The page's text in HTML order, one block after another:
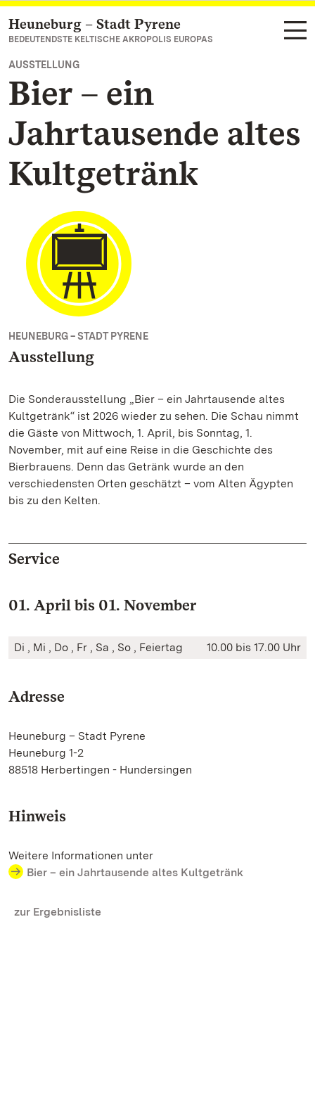
Zum Hauptinhalt springen
Heuneburg – Stadt Pyrene
BEDEUTENDSTE KELTISCHE AKROPOLIS EUROPAS
AUSSTELLUNG
Bier – ein
Jahrtausende altes
Kultgetränk
HEUNEBURG – STADT PYRENE
Ausstellung
Die Sonderausstellung „Bier – ein Jahrtausende altes
Kultgetränk“ ist 2026 wieder zu sehen. Die Schau nimmt
die Gäste von Mittwoch, 1. April, bis Sonntag, 1.
November, mit auf eine Reise in die Geschichte des
Bierbrauens. Denn das Getränk wurde an den
verschiedensten Orten geschätzt – vom Alten Ägypten
bis zu den Kelten.
Service
01. April bis 01. November
Di , Mi , Do , Fr , Sa , So , Feiertag 10.00 bis 17.00 Uhr
Adresse
Heuneburg – Stadt Pyrene
Heuneburg 1-2
88518 Herbertingen - Hundersingen
Hinweis
Weitere Informationen unter
Bier – ein Jahrtausende altes Kultgetränk
zur Ergebnisliste